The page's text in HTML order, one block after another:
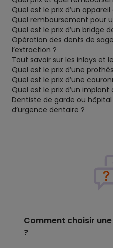
Quel est le prix d’un
Quel remboursement pour
Quel est le prix d’un bridge
Opération des dents de
l’extraction ?
Tout savoir sur les inlays et
Quel est le prix d’une
Quel est le prix d’une
Quel est le prix d’un implant
Dentiste de garde ou
d’urgence dentaire ?
Comment choisir
?